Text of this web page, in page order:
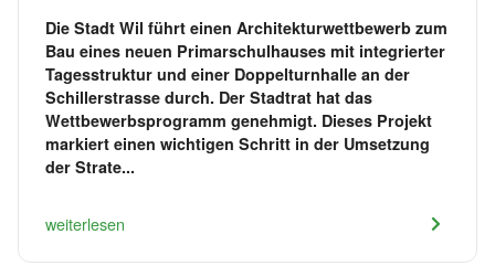
Die Stadt Wil führt einen Architekturwettbewerb zum
Bau eines neuen Primarschulhauses mit integrierter
Tagesstruktur und einer Doppelturnhalle an der
Schillerstrasse durch. Der Stadtrat hat das
Wettbewerbsprogramm genehmigt. Dieses Projekt
markiert einen wichtigen Schritt in der Umsetzung
der Strate...
weiterlesen